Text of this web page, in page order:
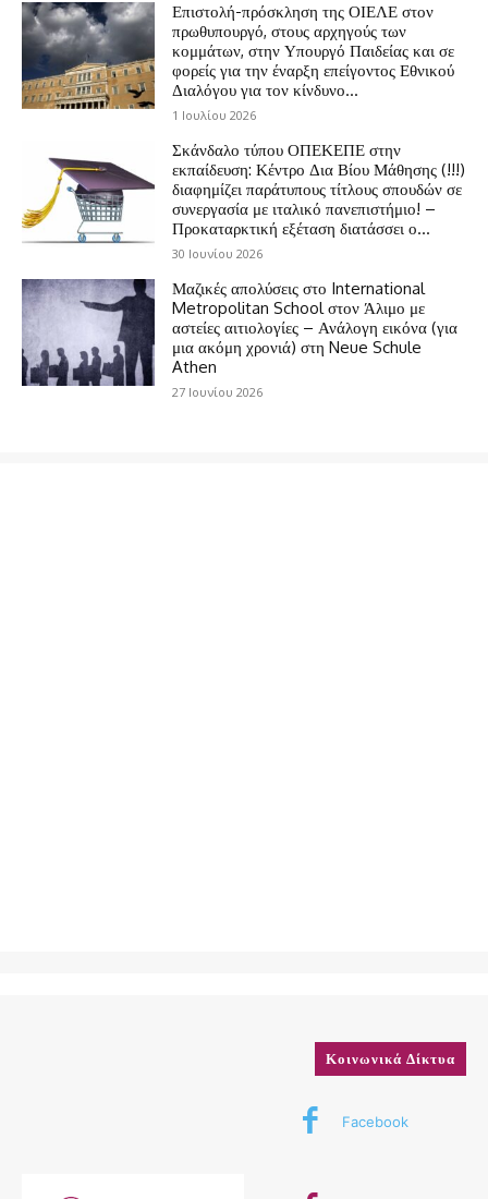
Επιστολή-πρόσκληση της ΟΙΕΛΕ στον
πρωθυπουργό, στους αρχηγούς των
κομμάτων, στην Υπουργό Παιδείας και σε
φορείς για την έναρξη επείγοντος Εθνικού
Διαλόγου για τον κίνδυνο...
1 Ιουλίου 2026
Σκάνδαλο τύπου ΟΠΕΚΕΠΕ στην
εκπαίδευση: Κέντρο Δια Βίου Μάθησης (!!!)
διαφημίζει παράτυπους τίτλους σπουδών σε
συνεργασία με ιταλικό πανεπιστήμιο! –
Προκαταρκτική εξέταση διατάσσει ο...
30 Ιουνίου 2026
Μαζικές απολύσεις στο International
Metropolitan School στον Άλιμο με
αστείες αιτιολογίες – Ανάλογη εικόνα (για
μια ακόμη χρονιά) στη Neue Schule
Athen
27 Ιουνίου 2026
Κοινωνικά Δίκτυα
Facebook